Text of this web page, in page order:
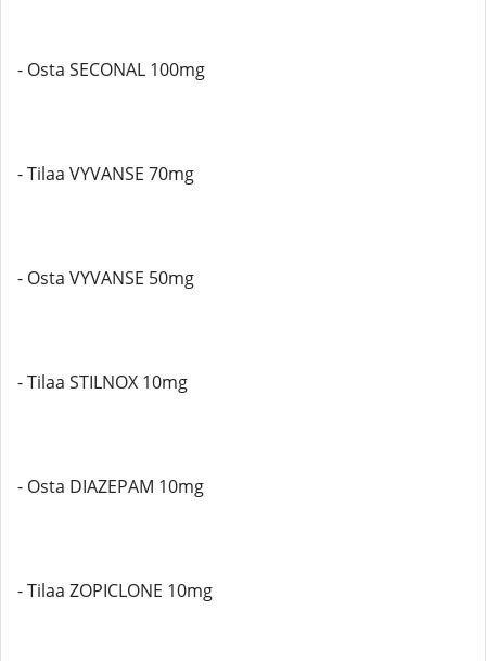
- Osta SECONAL 100mg
- Tilaa VYVANSE 70mg
- Osta VYVANSE 50mg
- Tilaa STILNOX 10mg
- Osta DIAZEPAM 10mg
- Tilaa ZOPICLONE 10mg